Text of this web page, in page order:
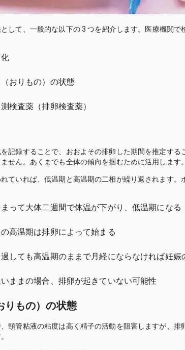
して、一般的な以下の 3 つを紹介します。医療機関
おりもの）の状態
検査薬（排卵検査薬）
記録することで、おおよその排卵した期間を推定す
せん。あくまでも全体の傾向を掴むために活用します。
ていれば、低温期と高温期の二相が繰り返されます。
って大体二週間で体温が下がり、低温期になる
高温期は排卵によって始まる
しても高温期のままで月経にならなければ妊娠
ままの場合、排卵が起きていない可能性
りもの）の状態
頸管粘液の粘度は高く精子の活動を阻害しますが、